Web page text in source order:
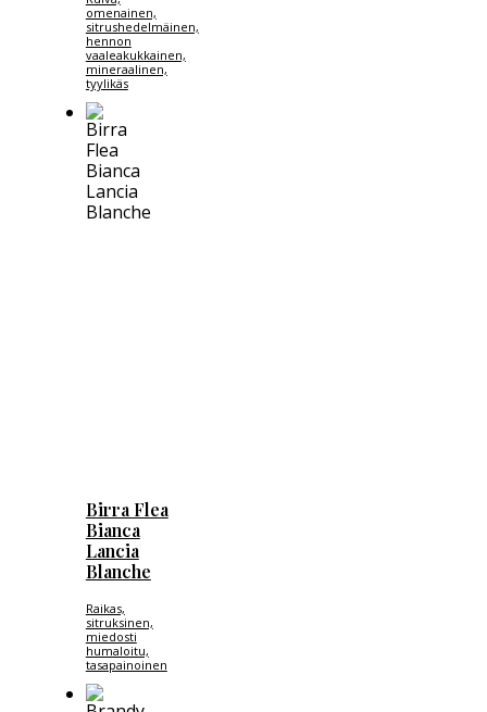
omenainen,
sitrushedelmäinen,
hennon
vaaleakukkainen,
mineraalinen,
tyylikäs
Birra Flea
Bianca
Lancia
Blanche
Raikas,
sitruksinen,
miedosti
humaloitu,
tasapainoinen